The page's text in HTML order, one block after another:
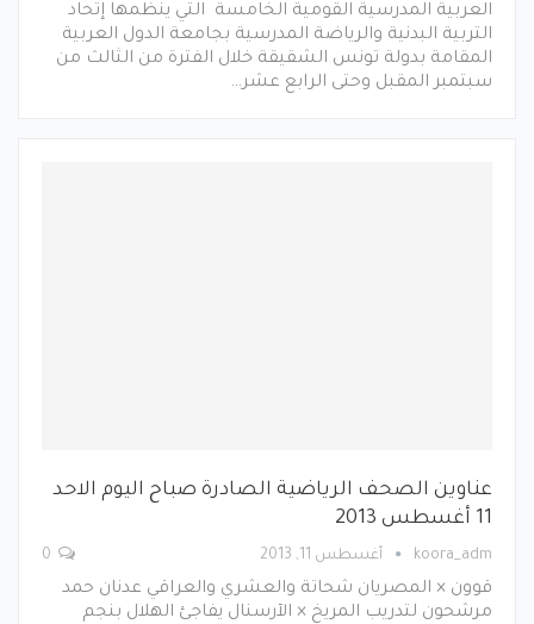
العربية المدرسية القومية الخامسة التي ينظمها إتحاد
التربية البدنية والرياضة المدرسية بجامعة الدول العربية
المقامة بدولة تونس الشقيقة خلال الفترة من الثالث من
سبتمبر المقبل وحتى الرابع عشر…
عناوين الصحف الرياضية الصادرة صباح اليوم الاحد
11 أغسطس 2013
koora_adm أغسطس 11, 2013
قوون × المصريان شحاتة والعشري والعراقي عدنان حمد
مرشحون لتدريب المريخ × الآرسنال يفاجئ الهلال بنجم